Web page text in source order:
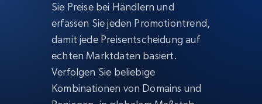
Sie Preise bei Händlern und
erfassen Sie jeden Promotiontrend,
damit jede Preisentscheidung auf
echten Marktdaten basiert.
Verfolgen Sie beliebige
Kombinationen von Domains und